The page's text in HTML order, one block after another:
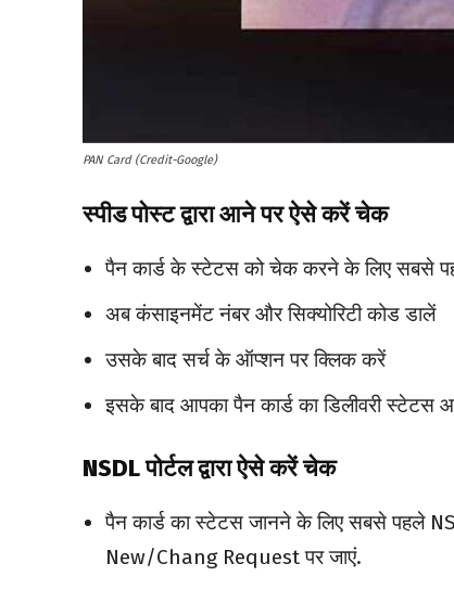
PAN Card (Credit-Google)
स्पीड पोस्ट द्वारा आने पर ऐसे करें चेक
पैन कार्ड के स्टेटस को चेक करने के लिए सबसे
अब कंसाइनमेंट नंबर और सिक्योरिटी कोड डालें
उसके बाद सर्च के ऑप्शन पर क्लिक करें
इसके बाद आपका पैन कार्ड का डिलीवरी स्टेटस
NSDL पोर्टल द्वारा ऐसे करें चेक
पैन कार्ड का स्टेटस जानने के लिए सबसे पहले
New/Chang Request पर जाएं.